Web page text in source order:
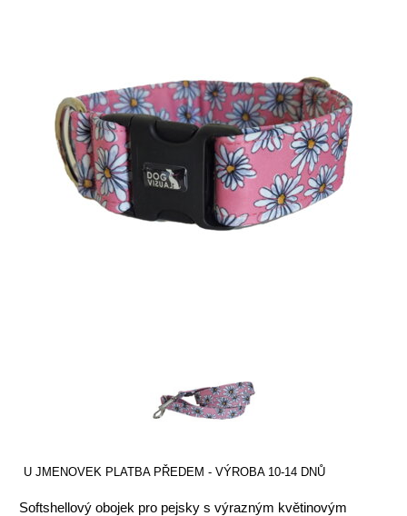
U JMENOVEK PLATBA PŘEDEM - VÝROBA 10-14 DNŮ
Softshellový obojek pro pejsky s výrazným květinovým